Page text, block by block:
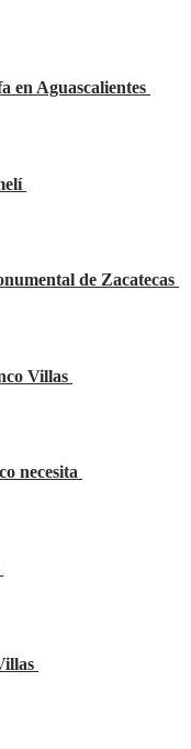
en Aguascalientes
de Zacatecas
Villas
necesita